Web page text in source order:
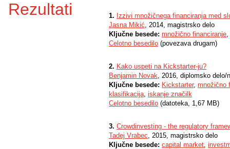
Rezultati 1. Izzivi množičnega financiranja med
Jasna Mikić, 2014, magistrsko delo
Ključne besede: množično financiranje,
Celotno besedilo (povezava drugam)
2. Kako uspeti na Kickstarter-ju?
Benjamin Novak, 2016, diplomsko delo/
Ključne besede: Kickstarter, množično
klasifikacija, iskanje značilk
Celotno besedilo (datoteka, 1,67 MB)
3. Crowdinvesting - the regulatory
Tadej Vrabec, 2015, magistrsko delo
Ključne besede: capital market,